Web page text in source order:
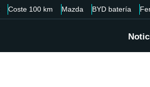
Coste 100 km Mazda BYD batería